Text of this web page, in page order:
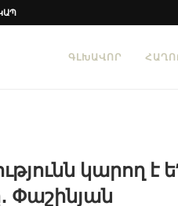
ԳԼԽԱՎՈՐ
կարող է
Փաշինյան